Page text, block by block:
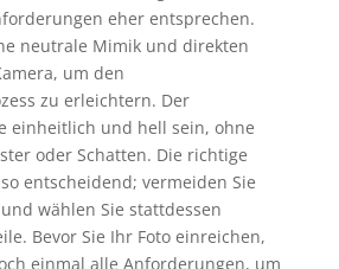
eher entsprechen.
neutrale Mimik und direkten
um den
zu erleichtern. Der
einheitlich und hell sein, ohne
oder Schatten. Die richtige
entscheidend; vermeiden Sie
wählen Sie stattdessen
Bevor Sie Ihr Foto einreichen,
einmal alle Anforderungen, um